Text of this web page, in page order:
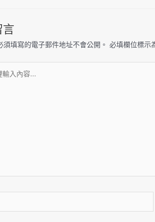
言
須填寫的電子郵件地址不會公開。 必填欄位標示